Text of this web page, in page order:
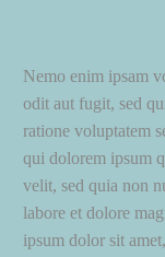
Nemo enim ipsam
odit aut fugit, sed
ratione voluptatem
qui dolorem ipsum
velit, sed quia non
labore et dolore
ipsum dolor sit